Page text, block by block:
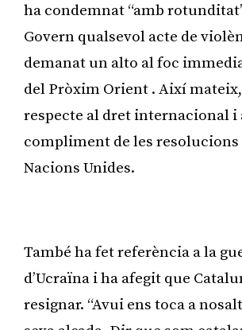
ha condemnat “amb
Govern qualsevol acte de
demanat un alto al foc
del Pròxim Orient . Així
respecte al dret internacional i
compliment de les resolucions
Nacions Unides.
També ha fet referència a la
d’Ucraïna i ha afegit que
resignar. “Avui ens toca a